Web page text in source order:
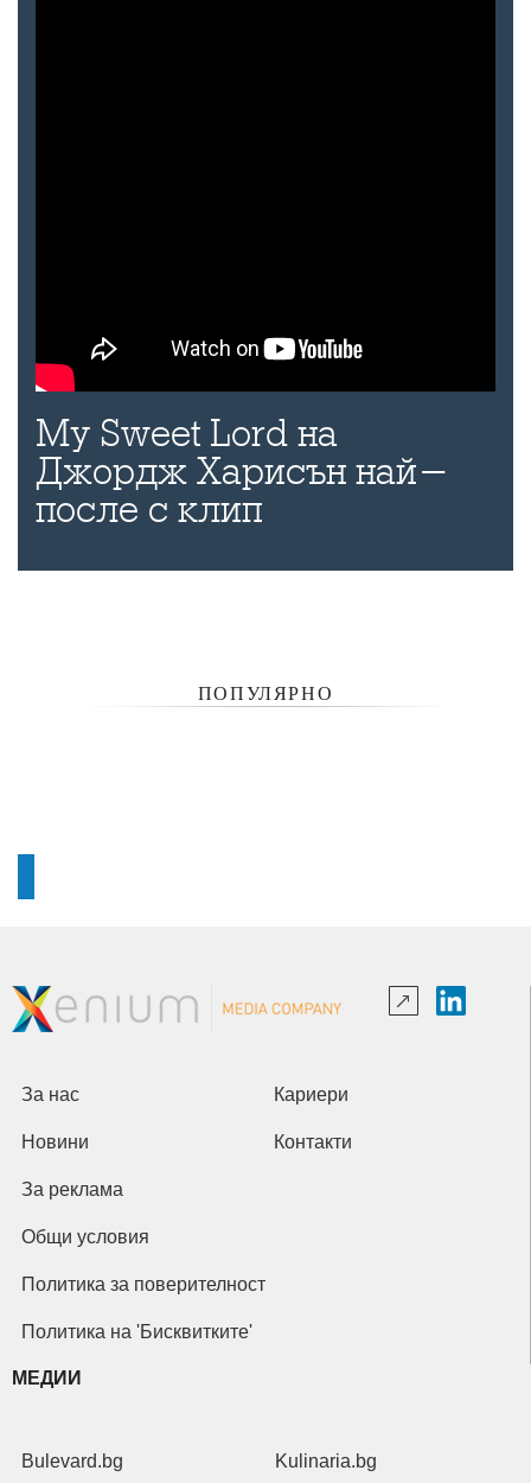
My Sweet Lord на
Джордж Харисън най-
после с клип
ПОПУЛЯРНО
За нас Кариери
Новини Контакти
За реклама
Общи условия
Политика за поверителност
Политика на 'Бисквитките'
МЕДИИ
Bulevard.bg Kulinaria.bg